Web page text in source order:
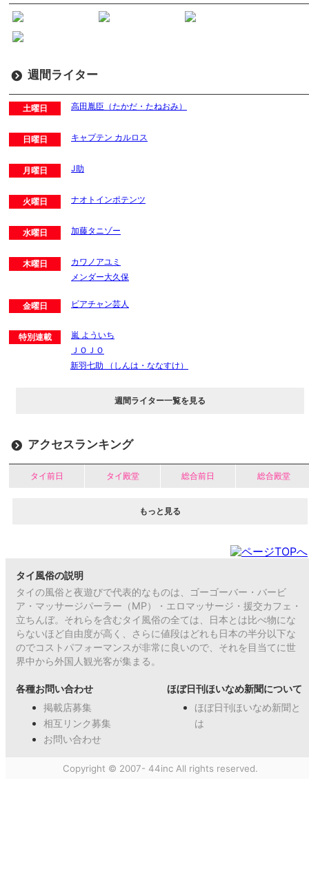
週間ライター
土曜日 高田胤臣（たかだ・たねおみ）
日曜日 キャプテン カルロス
月曜日 J助
火曜日 ナオトインポテンツ
水曜日 加藤タニゾー
木曜日
カワノアユミ
メンダー大久保
金曜日 ビアチャン芸人
特別連載
嵐 よういち
ＪＯＪＯ
新羽七助 （しんは・ななすけ）
週間ライター一覧を見る
アクセスランキング
タイ前日 タイ殿堂 総合前日 総合殿堂
もっと見る
タイ風俗の説明
タイの風俗と夜遊びで代表的なものは、ゴーゴーバー・バービ
ア・マッサージパーラー（MP）・エロマッサージ・援交カフェ・
立ちんぼ。それらを含むタイ風俗の全ては、日本とは比べ物にな
らないほど自由度が高く、さらに値段はどれも日本の半分以下な
のでコストパフォーマンスが非常に良いので、それを目当てに世
界中から外国人観光客が集まる。
各種お問い合わせ
掲載店募集
相互リンク募集
お問い合わせ
ほぼ日刊ほいなめ新聞について
ほぼ日刊ほいなめ新聞と
は
Copyright © 2007- 44inc All rights reserved.